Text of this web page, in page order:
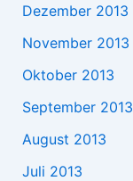
Dezember 2013
November 2013
Oktober 2013
September 2013
August 2013
Juli 2013